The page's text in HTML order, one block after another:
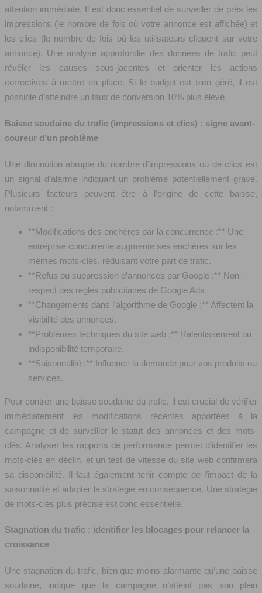
attention immédiate. Il est donc essentiel de surveiller de près les
impressions (le nombre de fois où votre annonce est affichée) et
les clics (le nombre de fois où les utilisateurs cliquent sur votre
annonce). Une analyse approfondie des données de trafic peut
révéler les causes sous-jacentes et orienter les actions
correctives à mettre en place. Si le budget est bien géré, il est
possible d’atteindre un taux de conversion 10% plus élevé.
Baisse soudaine du trafic (impressions et clics) : signe avant-
coureur d’un problème
Une diminution abrupte du nombre d’impressions ou de clics est
un signal d’alarme indiquant un problème potentiellement grave.
Plusieurs facteurs peuvent être à l’origine de cette baisse,
notamment :
**Modifications des enchères par la concurrence :** Une
entreprise concurrente augmente ses enchères sur les
mêmes mots-clés, réduisant votre part de trafic.
**Refus ou suppression d’annonces par Google :** Non-
respect des règles publicitaires de Google Ads.
**Changements dans l’algorithme de Google :** Affectent la
visibilité des annonces.
**Problèmes techniques du site web :** Ralentissement ou
indisponibilité temporaire.
**Saisonnalité :** Influence la demande pour vos produits ou
services.
Pour contrer une baisse soudaine du trafic, il est crucial de vérifier
immédiatement les modifications récentes apportées à la
campagne et de surveiller le statut des annonces et des mots-
clés. Analyser les rapports de performance permet d’identifier les
mots-clés en déclin, et un test de vitesse du site web confirmera
sa disponibilité. Il faut également tenir compte de l’impact de la
saisonnalité et adapter la stratégie en conséquence. Une stratégie
de mots-clés plus précise est donc essentielle.
Stagnation du trafic : identifier les blocages pour relancer la
croissance
Une stagnation du trafic, bien que moins alarmante qu’une baisse
soudaine, indique que la campagne n’atteint pas son plein